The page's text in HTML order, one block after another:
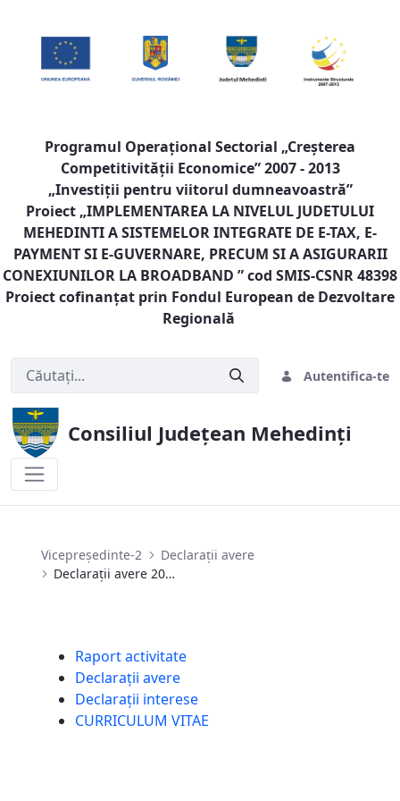
Programul Operaţional Sectorial „Creşterea
Competitivităţii Economice” 2007 - 2013
„Investiţii pentru viitorul dumneavoastră”
Proiect „IMPLEMENTAREA LA NIVELUL JUDETULUI
MEHEDINTI A SISTEMELOR INTEGRATE DE E-TAX, E-
PAYMENT SI E-GUVERNARE, PRECUM SI A ASIGURARII
CONEXIUNILOR LA BROADBAND ” cod SMIS-CSNR 48398
Proiect cofinanţat prin Fondul European de Dezvoltare
Regională
Autentifica-te
Consiliul Județean Mehedinți
Vicepreședinte-2
Declarații avere
Declarații avere 2024
Raport activitate
Declarații avere
Declarații interese
CURRICULUM VITAE